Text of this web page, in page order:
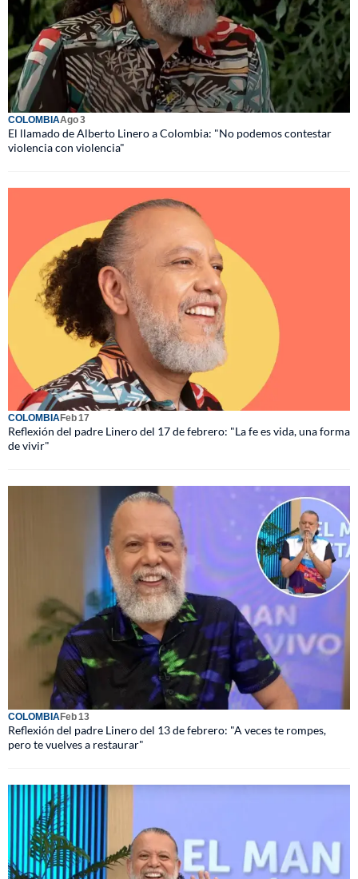
COLOMBIAAgo 3
El llamado de Alberto Linero a Colombia: "No podemos contestar
violencia con violencia"
COLOMBIAFeb 17
Reflexión del padre Linero del 17 de febrero: "La fe es vida, una forma
de vivir"
COLOMBIAFeb 13
Reflexión del padre Linero del 13 de febrero: "A veces te rompes,
pero te vuelves a restaurar"